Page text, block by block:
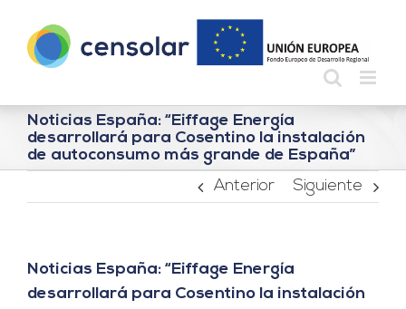
contenido
Noticias España: “Eiffage Energía
desarrollará para Cosentino la instalación
de autoconsumo más grande de España”
Anterior
Siguiente
Noticias España: “Eiffage Energía
desarrollará para Cosentino la instalación